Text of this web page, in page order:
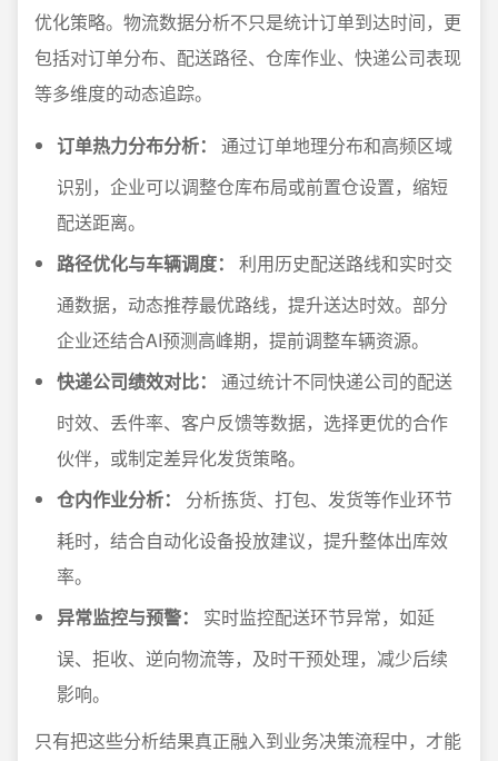
优化策略。物流数据分析不只是统计订单到达时间，更
包括对订单分布、配送路径、仓库作业、快递公司表现
等多维度的动态追踪。
订单热力分布分析：
通过订单地理分布和高频区域
识别，企业可以调整仓库布局或前置仓设置，缩短
配送距离。
路径优化与车辆调度：
利用历史配送路线和实时交
通数据，动态推荐最优路线，提升送达时效。部分
企业还结合AI预测高峰期，提前调整车辆资源。
快递公司绩效对比：
通过统计不同快递公司的配送
时效、丢件率、客户反馈等数据，选择更优的合作
伙伴，或制定差异化发货策略。
仓内作业分析：
分析拣货、打包、发货等作业环节
耗时，结合自动化设备投放建议，提升整体出库效
率。
异常监控与预警：
实时监控配送环节异常，如延
误、拒收、逆向物流等，及时干预处理，减少后续
影响。
只有把这些分析结果真正融入到业务决策流程中，才能